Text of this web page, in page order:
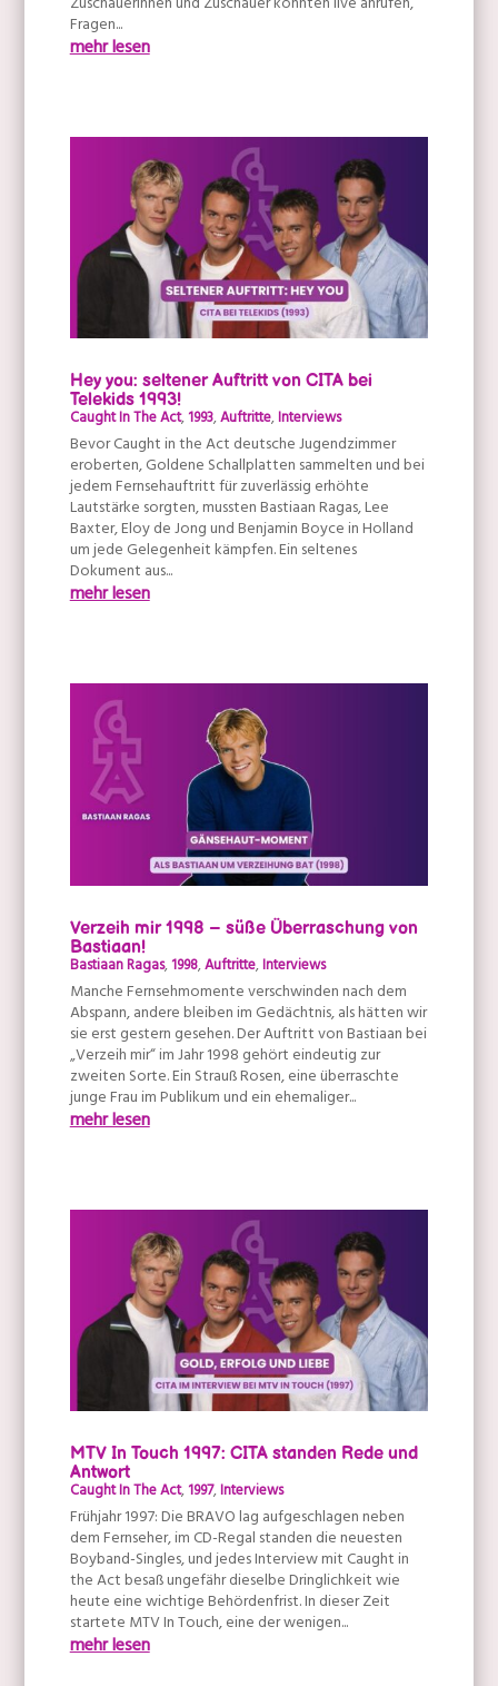
Zuschauerinnen und Zuschauer konnten live anrufen,
Fragen...
mehr lesen
Hey you: seltener Auftritt von CITA bei
Telekids 1993!
Caught In The Act,1993,Auftritte,Interviews
Bevor Caught in the Act deutsche Jugendzimmer
eroberten, Goldene Schallplatten sammelten und bei
jedem Fernsehauftritt für zuverlässig erhöhte
Lautstärke sorgten, mussten Bastiaan Ragas, Lee
Baxter, Eloy de Jong und Benjamin Boyce in Holland
um jede Gelegenheit kämpfen. Ein seltenes
Dokument aus...
mehr lesen
Verzeih mir 1998 – süße Überraschung von
Bastiaan!
Bastiaan Ragas,1998,Auftritte,Interviews
Manche Fernsehmomente verschwinden nach dem
Abspann, andere bleiben im Gedächtnis, als hätten wir
sie erst gestern gesehen. Der Auftritt von Bastiaan bei
„Verzeih mir“ im Jahr 1998 gehört eindeutig zur
zweiten Sorte. Ein Strauß Rosen, eine überraschte
junge Frau im Publikum und ein ehemaliger...
mehr lesen
MTV In Touch 1997: CITA standen Rede und
Antwort
Caught In The Act,1997,Interviews
Frühjahr 1997: Die BRAVO lag aufgeschlagen neben
dem Fernseher, im CD-Regal standen die neuesten
Boyband-Singles, und jedes Interview mit Caught in
the Act besaß ungefähr dieselbe Dringlichkeit wie
heute eine wichtige Behördenfrist. In dieser Zeit
startete MTV In Touch, eine der wenigen...
mehr lesen